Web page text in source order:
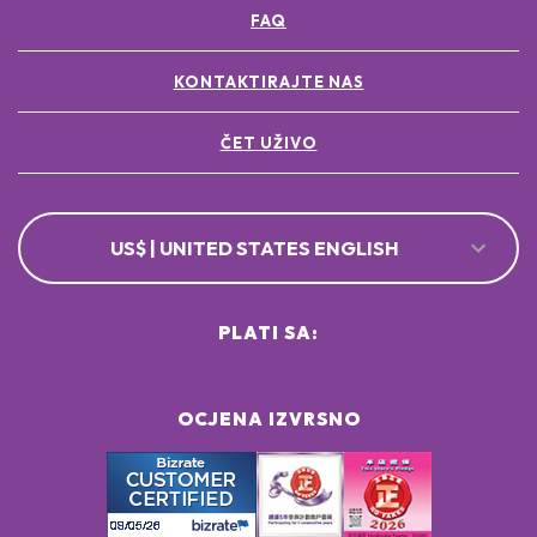
CI 77891 / TITANIUM DIOXIDE ●
CI 77491, CI 77492, CI 77499 / IRON OXIDES ●
FAQ
KONTAKTIRAJTE NAS
ČET UŽIVO
US$ | UNITED STATES ENGLISH
OCJENA IZVRSNO
PLATI SA: